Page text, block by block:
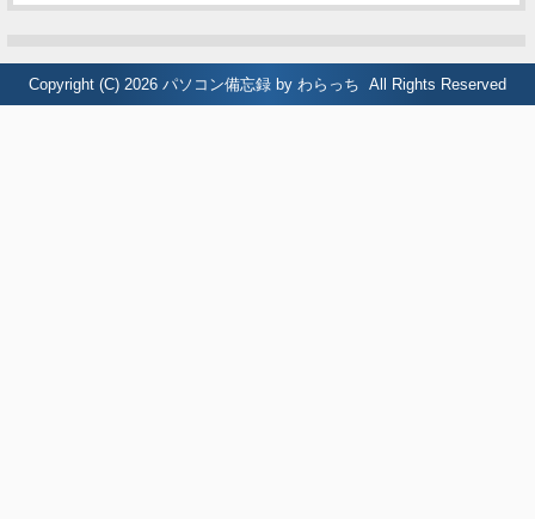
Copyright (C) 2026 パソコン備忘録 by わらっち All Rights Reserved